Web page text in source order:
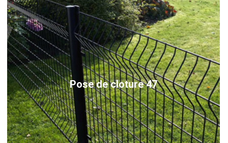
Pose de cloture 47